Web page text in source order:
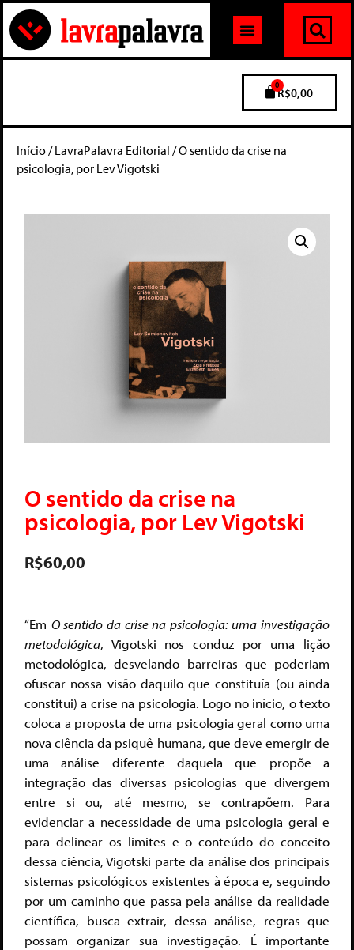
R$0,00
0
Início/LavraPalavra Editorial / O sentido da crise na
psicologia, por Lev Vigotski
O sentido da crise na
psicologia, por Lev Vigotski
R$60,00
“Em O sentido da crise na psicologia: uma investigação
metodológica, Vigotski nos conduz por uma lição
metodológica, desvelando barreiras que poderiam
ofuscar nossa visão daquilo que constituía (ou ainda
constitui) a crise na psicologia. Logo no início, o texto
coloca a proposta de uma psicologia geral como uma
nova ciência da psiquê humana, que deve emergir de
uma análise diferente daquela que propõe a
integração das diversas psicologias que divergem
entre si ou, até mesmo, se contrapõem. Para
evidenciar a necessidade de uma psicologia geral e
para delinear os limites e o conteúdo do conceito
dessa ciência, Vigotski parte da análise dos principais
sistemas psicológicos existentes à época e, seguindo
por um caminho que passa pela análise da realidade
científica, busca extrair, dessa análise, regras que
possam organizar sua investigação. É importante